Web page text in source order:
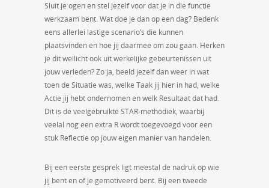
Sluit je ogen en stel jezelf voor dat je in die functie
werkzaam bent. Wat doe je dan op een dag? Bedenk
eens allerlei lastige scenario’s die kunnen
plaatsvinden en hoe jij daarmee om zou gaan. Herken
je dit wellicht ook uit werkelijke gebeurtenissen uit
jouw verleden? Zo ja, beeld jezelf dan weer in wat
toen de Situatie was, welke Taak jij hier in had, welke
Actie jij hebt ondernomen en welk Resultaat dat had.
Dit is de veelgebruikte STAR-methodiek, waarbij
veelal nog een extra R wordt toegevoegd voor een
stuk Reflectie op jouw eigen manier van handelen.
Bij een eerste gesprek ligt meestal de nadruk op wie
jij bent en of je gemotiveerd bent. Bij een tweede